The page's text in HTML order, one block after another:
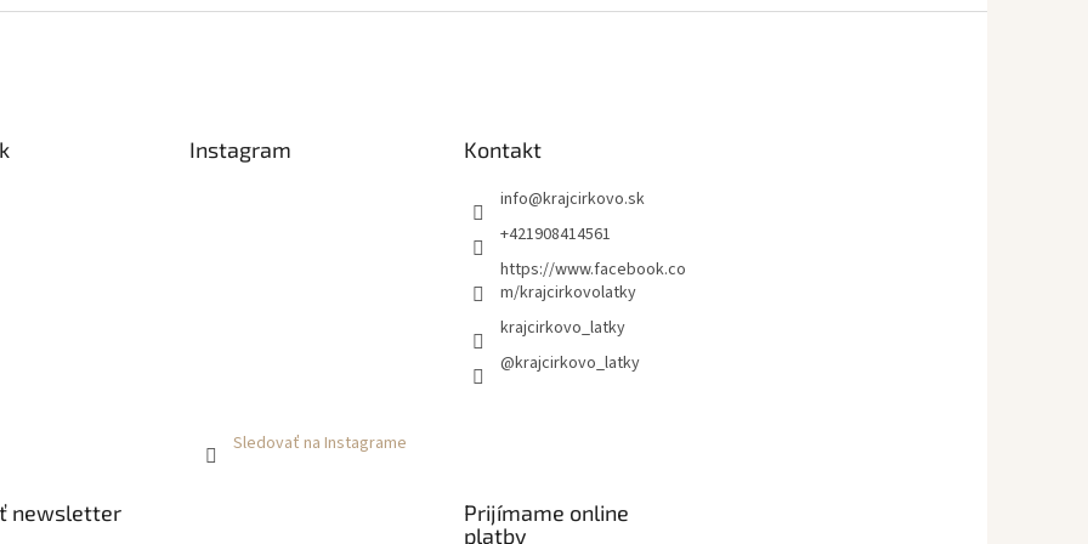
Instagram
Sledovať na Instagrame
Kontakt
info@krajcirkovo.sk
+421908414561
https://www.facebook.co
m/krajcirkovolatky
krajcirkovo_latky
@krajcirkovo_latky
newsletter
Prijímame online
platby